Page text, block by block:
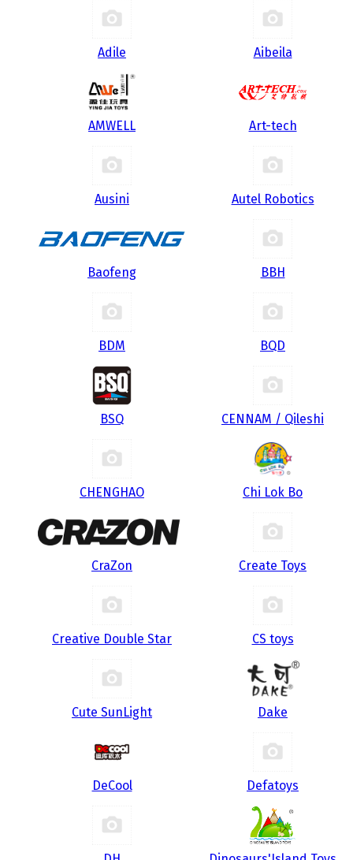
Adile Aibeila
AMWELL Art-tech
Ausini Autel Robotics
Baofeng BBH
BDM BQD
BSQ CENNAM / Qileshi
CHENGHAO Chi Lok Bo
CraZon Create Toys
Creative Double Star CS toys
Cute SunLight Dake
DeCool Defatoys